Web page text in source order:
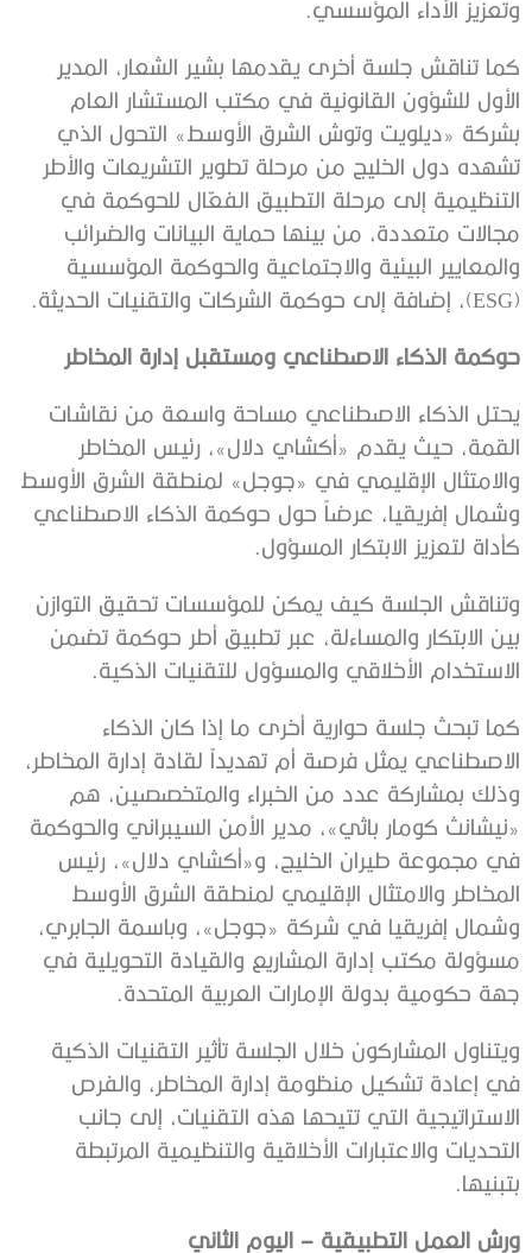
وتعزيز الأداء المؤسسي.
كما تناقش جلسة أخرى يقدمها بشير الشعار، المدير
الأول للشؤون القانونية في مكتب المستشار العام
بشركة «ديلويت وتوش الشرق الأوسط» التحول الذي
تشهده دول الخليج من مرحلة تطوير التشريعات والأطر
التنظيمية إلى مرحلة التطبيق الفعّال للحوكمة في
مجالات متعددة، من بينها حماية البيانات والضرائب
والمعايير البيئية والاجتماعية والحوكمة المؤسسية
(ESG)، إضافة إلى حوكمة الشركات والتقنيات الحديثة.
حوكمة الذكاء الاصطناعي ومستقبل إدارة المخاطر
يحتل الذكاء الاصطناعي مساحة واسعة من نقاشات
القمة، حيث يقدم «أكشاي دلال»، رئيس المخاطر
والامتثال الإقليمي في «جوجل» لمنطقة الشرق الأوسط
وشمال إفريقيا، عرضاً حول حوكمة الذكاء الاصطناعي
كأداة لتعزيز الابتكار المسؤول.
وتناقش الجلسة كيف يمكن للمؤسسات تحقيق التوازن
بين الابتكار والمساءلة، عبر تطبيق أطر حوكمة تضمن
الاستخدام الأخلاقي والمسؤول للتقنيات الذكية.
كما تبحث جلسة حوارية أخرى ما إذا كان الذكاء
الاصطناعي يمثل فرصة أم تهديداً لقادة إدارة المخاطر،
وذلك بمشاركة عدد من الخبراء والمتخصصين، هم
«نيشانث كومار باثي»، مدير الأمن السيبراني والحوكمة
في مجموعة طيران الخليج، و«أكشاي دلال»، رئيس
المخاطر والامتثال الإقليمي لمنطقة الشرق الأوسط
وشمال إفريقيا في شركة «جوجل»، وباسمة الجابري،
مسؤولة مكتب إدارة المشاريع والقيادة التحويلية في
جهة حكومية بدولة الإمارات العربية المتحدة.
ويتناول المشاركون خلال الجلسة تأثير التقنيات الذكية
في إعادة تشكيل منظومة إدارة المخاطر، والفرص
الاستراتيجية التي تتيحها هذه التقنيات، إلى جانب
التحديات والاعتبارات الأخلاقية والتنظيمية المرتبطة
بتبنيها.
ورش العمل التطبيقية – اليوم الثاني